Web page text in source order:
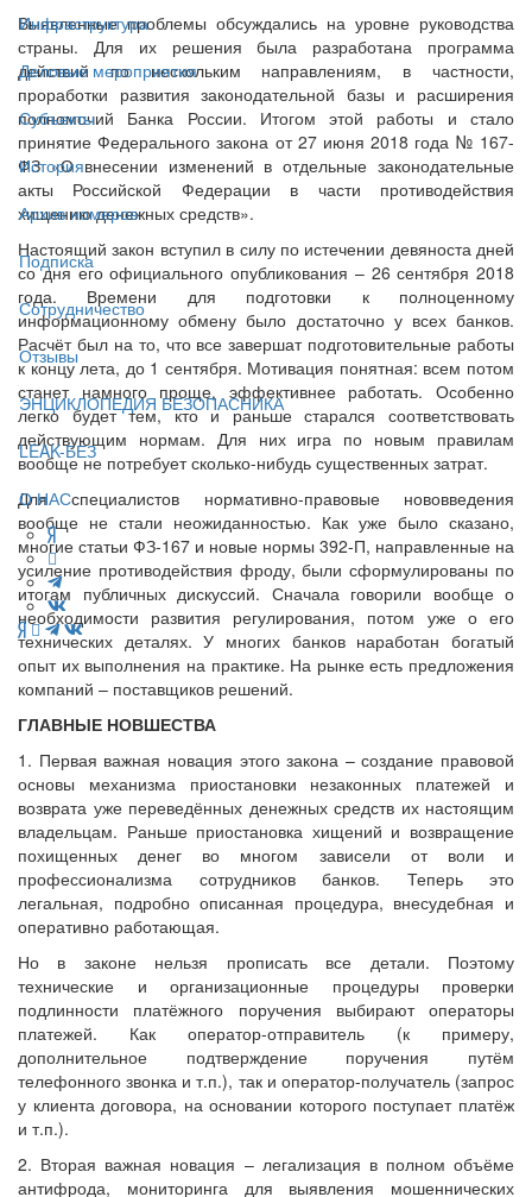
Инфраструктура
Деловые мероприятия
Субъекты
История
Архив номеров
Подписка
Сотрудничество
Отзывы
ЭНЦИКЛОПЕДИЯ БЕЗОПАСНИКА
LEAK-БЕЗ
О НАС
Выявленные проблемы обсуждались на уровне руководства
страны. Для их решения была разработана программа
действий по нескольким направлениям, в частности,
проработки развития законодательной базы и расширения
полномочий Банка России. Итогом этой работы и стало
принятие Федерального закона от 27 июня 2018 года № 167-
ФЗ «О внесении изменений в отдельные законодательные
акты Российской Федерации в части противодействия
хищению денежных средств».
Настоящий закон вступил в силу по истечении девяноста дней
со дня его официального опубликования – 26 сентября 2018
года. Времени для подготовки к полноценному
информационному обмену было достаточно у всех банков.
Расчёт был на то, что все завершат подготовительные работы
к концу лета, до 1 сентября. Мотивация понятная: всем потом
станет намного проще, эффективнее работать. Особенно
легко будет тем, кто и раньше старался соответствовать
действующим нормам. Для них игра по новым правилам
вообще не потребует сколько-нибудь существенных затрат.
Для специалистов нормативно-правовые нововведения
вообще не стали неожиданностью. Как уже было сказано,
многие статьи ФЗ-167 и новые нормы 392-П, направленные на
усиление противодействия фроду, были сформулированы по
итогам публичных дискуссий. Сначала говорили вообще о
необходимости развития регулирования, потом уже о его
технических деталях. У многих банков наработан богатый
опыт их выполнения на практике. На рынке есть предложения
компаний – поставщиков решений.
ГЛАВНЫЕ НОВШЕСТВА
1. Первая важная новация этого закона – создание правовой
основы механизма приостановки незаконных платежей и
возврата уже переведённых денежных средств их настоящим
владельцам. Раньше приостановка хищений и возвращение
похищенных денег во многом зависели от воли и
профессионализма сотрудников банков. Теперь это
легальная, подробно описанная процедура, внесудебная и
оперативно работающая.
Но в законе нельзя прописать все детали. Поэтому
технические и организационные процедуры проверки
подлинности платёжного поручения выбирают операторы
платежей. Как оператор-отправитель (к примеру,
дополнительное подтверждение поручения путём
телефонного звонка и т.п.), так и оператор-получатель (запрос
у клиента договора, на основании которого поступает платёж
и т.п.).
2. Вторая важная новация – легализация в полном объёме
антифрода, мониторинга для выявления мошеннических